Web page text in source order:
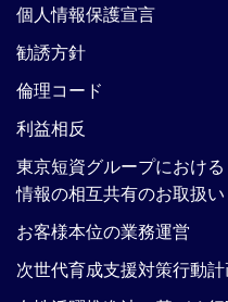
個人情報保護宣言
勧誘方針
倫理コード
利益相反
東京短資グループにおける
情報の相互共有のお取扱い
お客様本位の業務運営
次世代育成支援対策行動計